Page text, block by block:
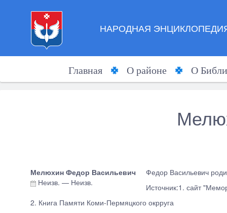
НАРОДНАЯ
Главная О районе О
Мелюхин Федор Васильевич
Неизв. — Неизв.
Федор Васильевич
Источник:1. сайт
2. Книга Памяти Коми-Пермяцкого окрруга